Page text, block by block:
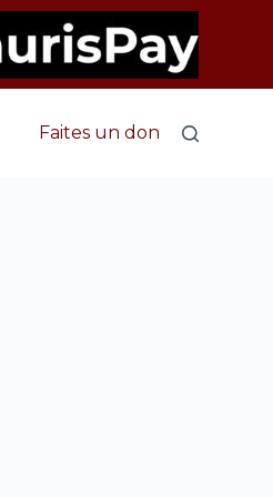
Faites un don